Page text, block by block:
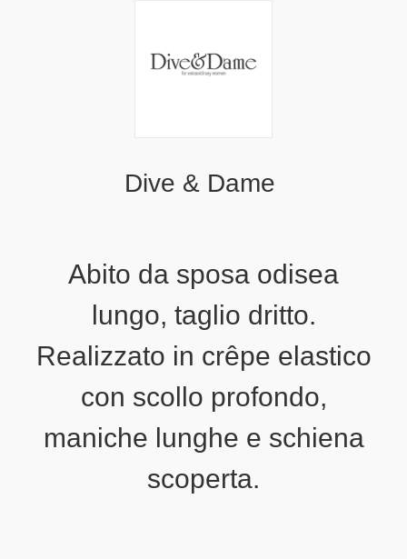
Dive & Dame
Abito da sposa odisea
lungo, taglio dritto.
Realizzato in crêpe elastico
con scollo profondo,
maniche lunghe e schiena
scoperta.